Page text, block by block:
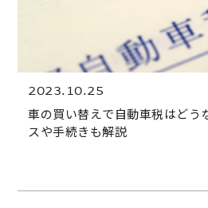
2023.10.25
車の買い替えで自動車税はどう
スや手続きも解説